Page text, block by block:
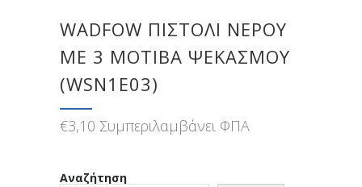
WADFOW ΠΙΣΤΟΛΙ ΝΕΡΟΥ
ΜΕ 3 ΜΟΤΙΒΑ ΨΕΚΑΣΜΟΥ
(WSN1E03)
€3,10 Συμπεριλαμβάνει ΦΠΑ
Αναζήτηση